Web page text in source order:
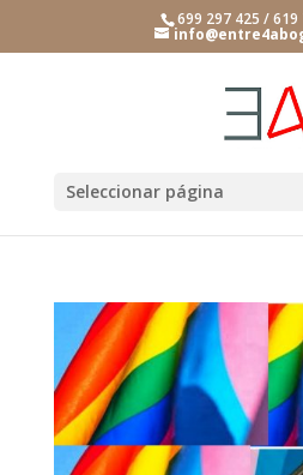
699 297 425 / 619
Seleccionar página